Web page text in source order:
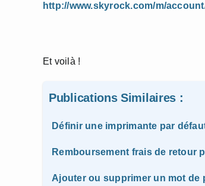
http://www.skyrock.com/m/
Et voilà !
Publications Similaires :
Définir une imprimante par
Remboursement frais de retour
Ajouter ou supprimer un mot de